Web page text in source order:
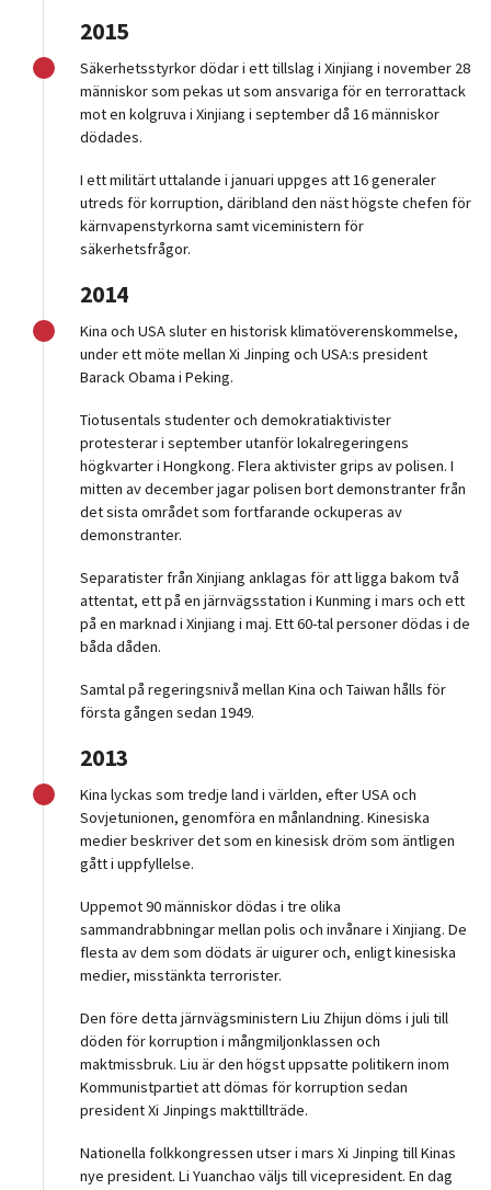
2015
Säkerhetsstyrkor dödar i ett tillslag i Xinjiang i november 28
människor som pekas ut som ansvariga för en terrorattack
mot en kolgruva i Xinjiang i september då 16 människor
dödades.
I ett militärt uttalande i januari uppges att 16 generaler
utreds för korruption, däribland den näst högste chefen för
kärnvapenstyrkorna samt viceministern för
säkerhetsfrågor.
2014
Kina och USA sluter en historisk klimatöverenskommelse,
under ett möte mellan Xi Jinping och USA:s president
Barack Obama i Peking.
Tiotusentals studenter och demokratiaktivister
protesterar i september utanför lokalregeringens
högkvarter i Hongkong. Flera aktivister grips av polisen. I
mitten av december jagar polisen bort demonstranter från
det sista området som fortfarande ockuperas av
demonstranter.
Separatister från Xinjiang anklagas för att ligga bakom två
attentat, ett på en järnvägsstation i Kunming i mars och ett
på en marknad i Xinjiang i maj. Ett 60-tal personer dödas i de
båda dåden.
Samtal på regeringsnivå mellan Kina och Taiwan hålls för
första gången sedan 1949.
2013
Kina lyckas som tredje land i världen, efter USA och
Sovjetunionen, genomföra en månlandning. Kinesiska
medier beskriver det som en kinesisk dröm som äntligen
gått i uppfyllelse.
Uppemot 90 människor dödas i tre olika
sammandrabbningar mellan polis och invånare i Xinjiang. De
flesta av dem som dödats är uigurer och, enligt kinesiska
medier, misstänkta terrorister.
Den före detta järnvägsministern Liu Zhijun döms i juli till
döden för korruption i mångmiljonklassen och
maktmissbruk. Liu är den högst uppsatte politikern inom
Kommunistpartiet att dömas för korruption sedan
president Xi Jinpings makttillträde.
Nationella folkkongressen utser i mars Xi Jinping till Kinas
nye president. Li Yuanchao väljs till vicepresident. En dag